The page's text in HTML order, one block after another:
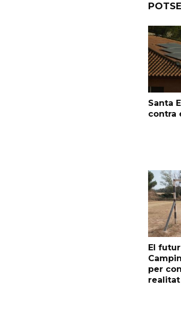
Santa
contra
El
per
realitat